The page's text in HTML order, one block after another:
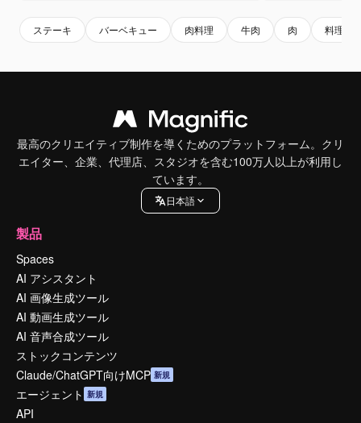
ステーキ バーベキュー 肉料理 牛肉 肉 料理
最高のクリエイティブ制作を導くためのプラットフォーム。クリ
エイター、企業、代理店、スタジオを含む100万人以上が利用し
ています。
日本語
製品
Spaces
AI アシスタント
AI 画像生成ツール
AI 動画生成ツール
AI 音声合成ツール
ストックコンテンツ
Claude/ChatGPT向けMCP 新規
エージェント 新規
API